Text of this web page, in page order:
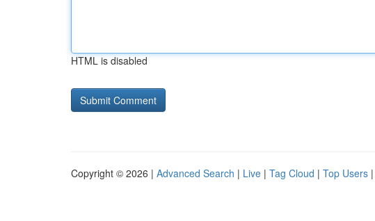
HTML is disabled
Copyright © 2026 | Advanced Search | Live | Tag Cloud | Top Users